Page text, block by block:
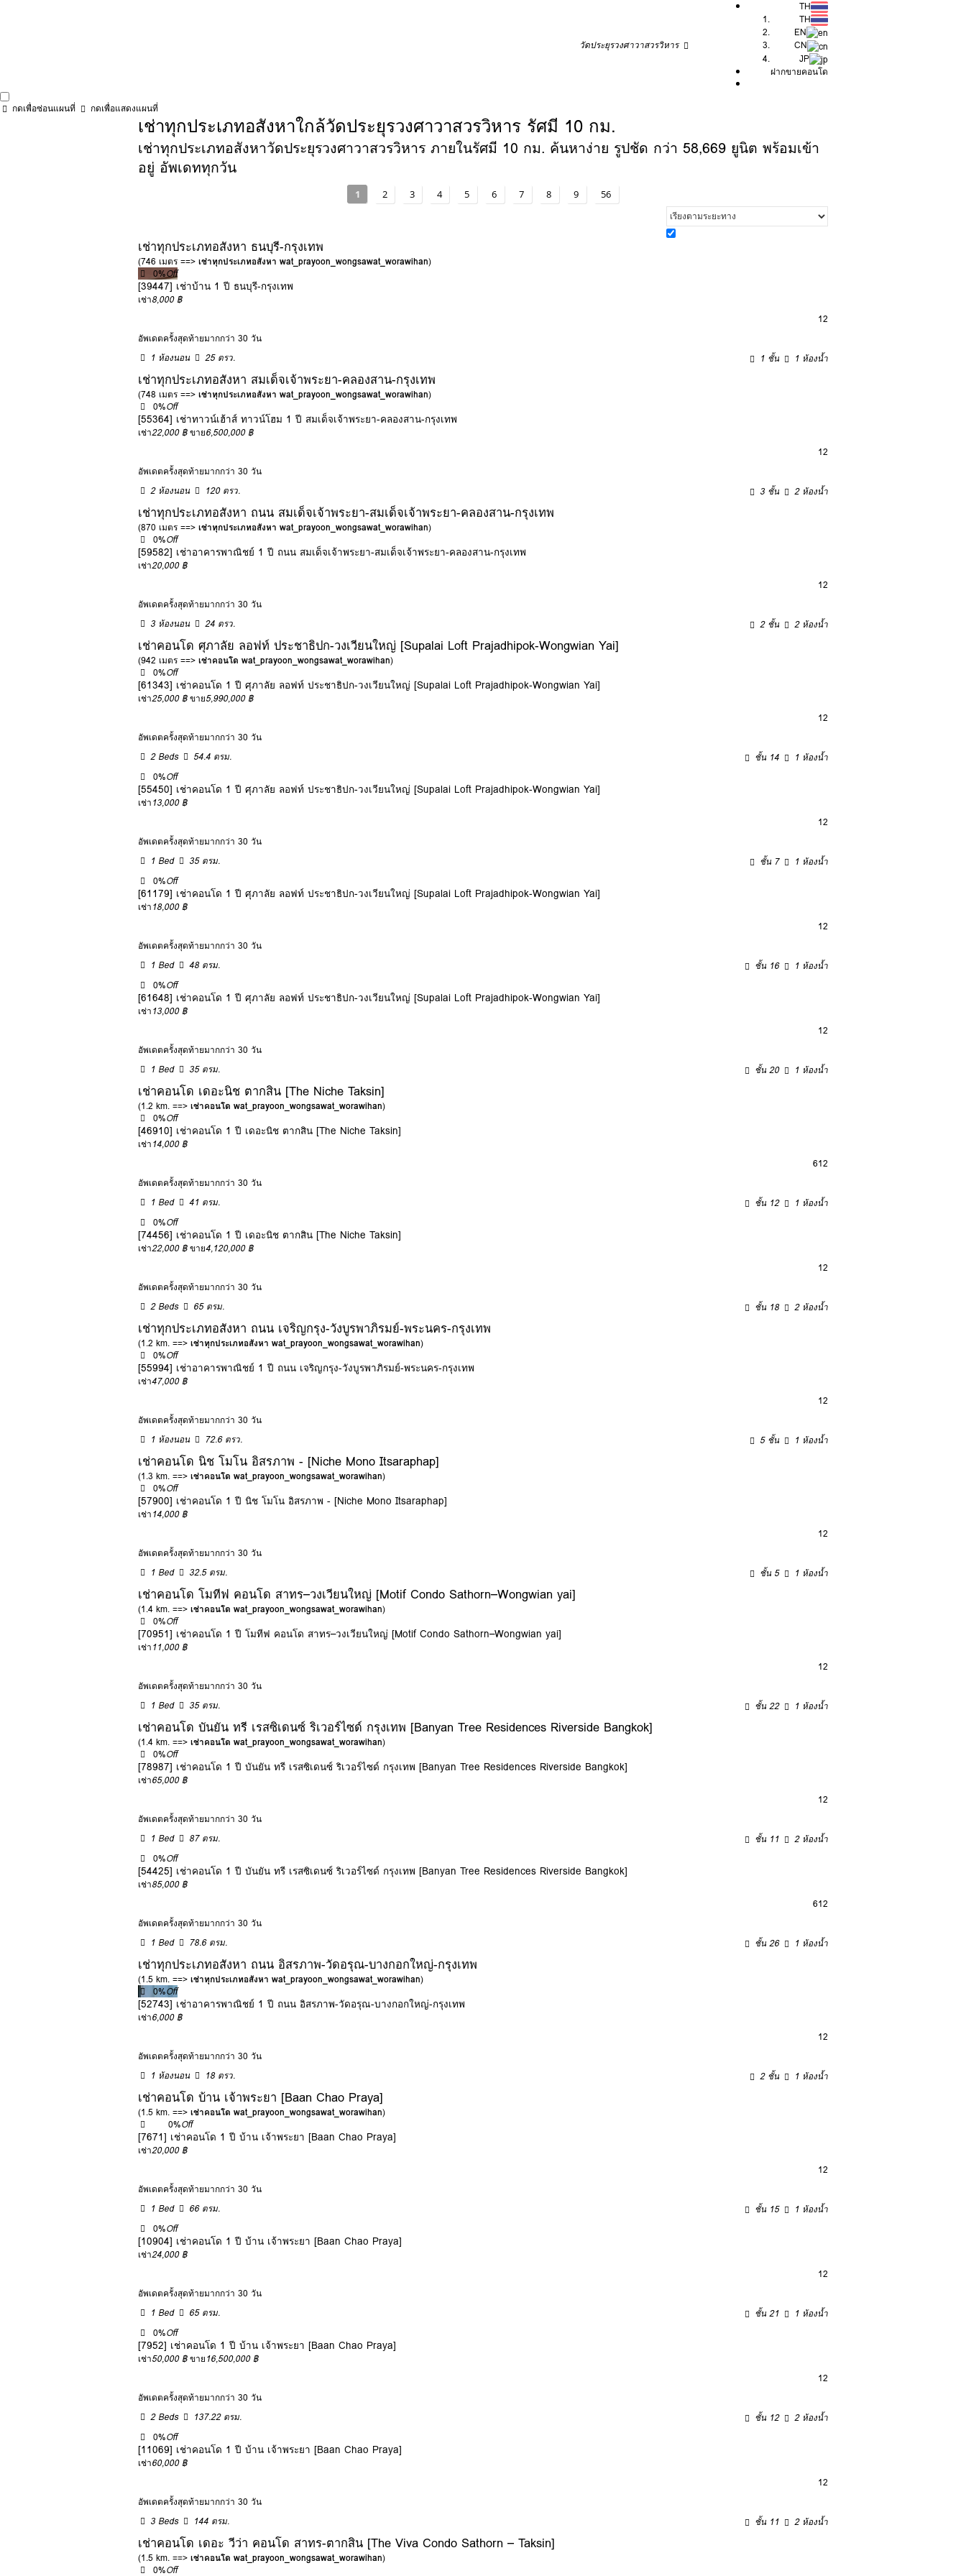
วัดประยุรวงศาวาสวรวิหาร
TH
TH
EN
CN
JP
ฝากขายคอนโด
กดเพื่อซ่อนแผนที่ กดเพื่อแสดงแผนที่
เช่าทุกประเภทอสังหาใกล้วัดประยุรวงศาวาสวรวิหาร รัศมี 10 กม.
เช่าทุกประเภทอสังหาวัดประยุรวงศาวาสวรวิหาร ภายในรัศมี 10 กม. ค้นหาง่าย รูปชัด กว่า 58,669 ยูนิต พร้อมเข้า
อยู่ อัพเดททุกวัน
1 2 3 4 5 6 7 8 9 56
เช่าทุกประเภทอสังหา ธนบุรี-กรุงเทพ
(746 เมตร ==> เช่าทุกประเภทอสังหา wat_prayoon_wongsawat_worawihan)
0%Off
[39447] เช่าบ้าน 1 ปี ธนบุรี-กรุงเทพ
เช่า8,000 ฿
12
อัพเดตครั้งสุดท้ายมากกว่า 30 วัน
1 ห้องนอน
25 ตรว. 1 ชั้น 1 ห้องน้ำ
เช่าทุกประเภทอสังหา สมเด็จเจ้าพระยา-คลองสาน-กรุงเทพ
(748 เมตร ==> เช่าทุกประเภทอสังหา wat_prayoon_wongsawat_worawihan)
0%Off
[55364] เช่าทาวน์เฮ้าส์ ทาวน์โฮม 1 ปี สมเด็จเจ้าพระยา-คลองสาน-กรุงเทพ
เช่า22,000 ฿ ขาย6,500,000 ฿
12
อัพเดตครั้งสุดท้ายมากกว่า 30 วัน
2 ห้องนอน
120 ตรว. 3 ชั้น 2 ห้องน้ำ
เช่าทุกประเภทอสังหา ถนน สมเด็จเจ้าพระยา-สมเด็จเจ้าพระยา-คลองสาน-กรุงเทพ
(870 เมตร ==> เช่าทุกประเภทอสังหา wat_prayoon_wongsawat_worawihan)
0%Off
[59582] เช่าอาคารพาณิชย์ 1 ปี ถนน สมเด็จเจ้าพระยา-สมเด็จเจ้าพระยา-คลองสาน-กรุงเทพ
เช่า20,000 ฿
12
อัพเดตครั้งสุดท้ายมากกว่า 30 วัน
3 ห้องนอน
24 ตรว. 2 ชั้น 2 ห้องน้ำ
เช่าคอนโด ศุภาลัย ลอฟท์ ประชาธิปก-วงเวียนใหญ่ [Supalai Loft Prajadhipok-Wongwian Yai]
(942 เมตร ==> เช่าคอนโด wat_prayoon_wongsawat_worawihan)
0%Off
[61343] เช่าคอนโด 1 ปี ศุภาลัย ลอฟท์ ประชาธิปก-วงเวียนใหญ่ [Supalai Loft Prajadhipok-Wongwian Yai]
เช่า25,000 ฿ ขาย5,990,000 ฿
12
อัพเดตครั้งสุดท้ายมากกว่า 30 วัน
2 Beds
54.4 ตรม. ชั้น 14
1 ห้องน้ำ
0%Off
[55450] เช่าคอนโด 1 ปี ศุภาลัย ลอฟท์ ประชาธิปก-วงเวียนใหญ่ [Supalai Loft Prajadhipok-Wongwian Yai]
เช่า13,000 ฿
12
อัพเดตครั้งสุดท้ายมากกว่า 30 วัน
1 Bed
35 ตรม. ชั้น 7
1 ห้องน้ำ
0%Off
[61179] เช่าคอนโด 1 ปี ศุภาลัย ลอฟท์ ประชาธิปก-วงเวียนใหญ่ [Supalai Loft Prajadhipok-Wongwian Yai]
เช่า18,000 ฿
12
อัพเดตครั้งสุดท้ายมากกว่า 30 วัน
1 Bed
48 ตรม. ชั้น 16
1 ห้องน้ำ
0%Off
[61648] เช่าคอนโด 1 ปี ศุภาลัย ลอฟท์ ประชาธิปก-วงเวียนใหญ่ [Supalai Loft Prajadhipok-Wongwian Yai]
เช่า13,000 ฿
12
อัพเดตครั้งสุดท้ายมากกว่า 30 วัน
1 Bed
35 ตรม. ชั้น 20 1 ห้องน้ำ
เช่าคอนโด เดอะนิช ตากสิน [The Niche Taksin]
(1.2 km. ==> เช่าคอนโด wat_prayoon_wongsawat_worawihan)
0%Off
[46910] เช่าคอนโด 1 ปี เดอะนิช ตากสิน [The Niche Taksin]
เช่า14,000 ฿
612
อัพเดตครั้งสุดท้ายมากกว่า 30 วัน
1 Bed
41 ตรม. ชั้น 12
1 ห้องน้ำ
0%Off
[74456] เช่าคอนโด 1 ปี เดอะนิช ตากสิน [The Niche Taksin]
เช่า22,000 ฿ ขาย4,120,000 ฿
12
อัพเดตครั้งสุดท้ายมากกว่า 30 วัน
2 Beds
65 ตรม. ชั้น 18 2 ห้องน้ำ
เช่าทุกประเภทอสังหา ถนน เจริญกรุง-วังบูรพาภิรมย์-พระนคร-กรุงเทพ
(1.2 km. ==> เช่าทุกประเภทอสังหา wat_prayoon_wongsawat_worawihan)
0%Off
[55994] เช่าอาคารพาณิชย์ 1 ปี ถนน เจริญกรุง-วังบูรพาภิรมย์-พระนคร-กรุงเทพ
เช่า47,000 ฿
12
อัพเดตครั้งสุดท้ายมากกว่า 30 วัน
1 ห้องนอน
72.6 ตรว. 5 ชั้น 1 ห้องน้ำ
เช่าคอนโด นิช โมโน อิสรภาพ - [Niche Mono Itsaraphap]
(1.3 km. ==> เช่าคอนโด wat_prayoon_wongsawat_worawihan)
0%Off
[57900] เช่าคอนโด 1 ปี นิช โมโน อิสรภาพ - [Niche Mono Itsaraphap]
เช่า14,000 ฿
12
อัพเดตครั้งสุดท้ายมากกว่า 30 วัน
1 Bed
32.5 ตรม. ชั้น 5 1 ห้องน้ำ
เช่าคอนโด โมทีฟ คอนโด สาทร–วงเวียนใหญ่ [Motif Condo Sathorn–Wongwian yai]
(1.4 km. ==> เช่าคอนโด wat_prayoon_wongsawat_worawihan)
0%Off
[70951] เช่าคอนโด 1 ปี โมทีฟ คอนโด สาทร–วงเวียนใหญ่ [Motif Condo Sathorn–Wongwian yai]
เช่า11,000 ฿
12
อัพเดตครั้งสุดท้ายมากกว่า 30 วัน
1 Bed
35 ตรม. ชั้น 22 1 ห้องน้ำ
เช่าคอนโด บันยัน ทรี เรสซิเดนซ์ ริเวอร์ไซด์ กรุงเทพ [Banyan Tree Residences Riverside Bangkok]
(1.4 km. ==> เช่าคอนโด wat_prayoon_wongsawat_worawihan)
0%Off
[78987] เช่าคอนโด 1 ปี บันยัน ทรี เรสซิเดนซ์ ริเวอร์ไซด์ กรุงเทพ [Banyan Tree Residences Riverside Bangkok]
เช่า65,000 ฿
12
อัพเดตครั้งสุดท้ายมากกว่า 30 วัน
1 Bed
87 ตรม. ชั้น 11
2 ห้องน้ำ
0%Off
[54425] เช่าคอนโด 1 ปี บันยัน ทรี เรสซิเดนซ์ ริเวอร์ไซด์ กรุงเทพ [Banyan Tree Residences Riverside Bangkok]
เช่า85,000 ฿
612
อัพเดตครั้งสุดท้ายมากกว่า 30 วัน
1 Bed
78.6 ตรม. ชั้น 26 1 ห้องน้ำ
เช่าทุกประเภทอสังหา ถนน อิสรภาพ-วัดอรุณ-บางกอกใหญ่-กรุงเทพ
(1.5 km. ==> เช่าทุกประเภทอสังหา wat_prayoon_wongsawat_worawihan)
0%Off
[52743] เช่าอาคารพาณิชย์ 1 ปี ถนน อิสรภาพ-วัดอรุณ-บางกอกใหญ่-กรุงเทพ
เช่า6,000 ฿
12
อัพเดตครั้งสุดท้ายมากกว่า 30 วัน
1 ห้องนอน
18 ตรว. 2 ชั้น 1 ห้องน้ำ
เช่าคอนโด บ้าน เจ้าพระยา [Baan Chao Praya]
(1.5 km. ==> เช่าคอนโด wat_prayoon_wongsawat_worawihan)
0%Off
[7671] เช่าคอนโด 1 ปี บ้าน เจ้าพระยา [Baan Chao Praya]
เช่า20,000 ฿
12
อัพเดตครั้งสุดท้ายมากกว่า 30 วัน
1 Bed
66 ตรม. ชั้น 15
1 ห้องน้ำ
0%Off
[10904] เช่าคอนโด 1 ปี บ้าน เจ้าพระยา [Baan Chao Praya]
เช่า24,000 ฿
12
อัพเดตครั้งสุดท้ายมากกว่า 30 วัน
1 Bed
65 ตรม. ชั้น 21
1 ห้องน้ำ
0%Off
[7952] เช่าคอนโด 1 ปี บ้าน เจ้าพระยา [Baan Chao Praya]
เช่า50,000 ฿ ขาย16,500,000 ฿
12
อัพเดตครั้งสุดท้ายมากกว่า 30 วัน
2 Beds
137.22 ตรม. ชั้น 12
2 ห้องน้ำ
0%Off
[11069] เช่าคอนโด 1 ปี บ้าน เจ้าพระยา [Baan Chao Praya]
เช่า60,000 ฿
12
อัพเดตครั้งสุดท้ายมากกว่า 30 วัน
3 Beds
144 ตรม. ชั้น 11 2 ห้องน้ำ
เช่าคอนโด เดอะ วีว่า คอนโด สาทร-ตากสิน [The Viva Condo Sathorn – Taksin]
(1.5 km. ==> เช่าคอนโด wat_prayoon_wongsawat_worawihan)
0%Off